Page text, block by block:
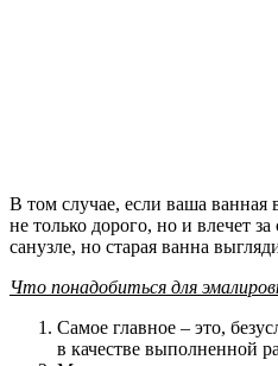
В том случае, если ваша
не только дорого, но и влечет
санузле, но старая ванна
Что понадобиться для
Самое главное – это,
в качестве выполненной